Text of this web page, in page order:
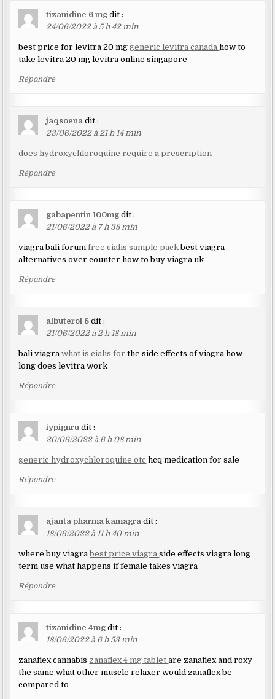
tizanidine 6 mg dit :
24/06/2022 à 5 h 42 min
best price for levitra 20 mggeneric levitra canadahow to
take levitra 20 mg levitra online singapore
Répondre
jaqsoena dit :
23/06/2022 à 21 h 14 min
does hydroxychloroquine require a prescription
Répondre
gabapentin 100mg dit :
21/06/2022 à 7 h 38 min
viagra bali forumfree cialis sample packbest viagra
alternatives over counter how to buy viagra uk
Répondre
albuterol 8 dit :
21/06/2022 à 2 h 18 min
bali viagrawhat is cialis forthe side effects of viagra how
long does levitra work
Répondre
iypignru dit :
20/06/2022 à 6 h 08 min
generic hydroxychloroquine otc hcq medication for sale
Répondre
ajanta pharma kamagra dit :
18/06/2022 à 11 h 40 min
where buy viagrabest price viagraside effects viagra long
term use what happens if female takes viagra
Répondre
tizanidine 4mg dit :
18/06/2022 à 6 h 53 min
zanaflex cannabis zanaflex 4 mg tabletare zanaflex and roxy
the same what other muscle relaxer would zanaflex be
compared to